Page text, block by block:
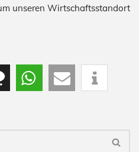
unseren Wirtschaftsstandort